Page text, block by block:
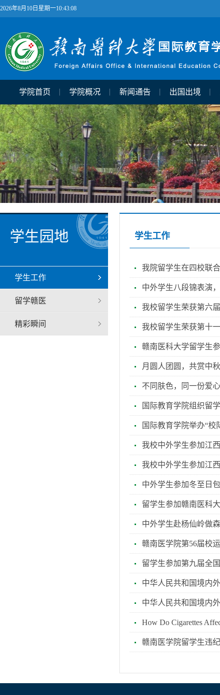
2026年8月10日星期一10:43:08
学院首页 学院概况 新闻通告 出国出境
学生园地
学生工作
留学赣医
精彩瞬间
学生工作
我院留学生在四校联
中外学生八段锦表演
我校留学生荣获第六
我校留学生荣获第十
赣南医科大学留学生
月圆人团圆，共赏中
不同肤色，同一份爱
国际教育学院组织留
国际教育学院举办“校
我校中外学生参加江
我校中外学生参加江
中外学生参加冬至日
留学生参加赣南医科
中外学生赴杨仙岭做
赣南医学院第56届校
留学生参加第九届全
中华人民共和国境内
中华人民共和国境内
How Do Cigarettes
赣南医学院留学生违